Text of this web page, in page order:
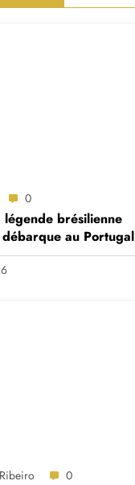
0
légende brésilienne
débarque au Portugal
0